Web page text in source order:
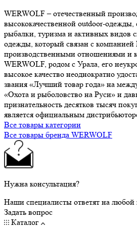
WERWOLF – отечественный
высококачественной outdoor-одежды,
рыбалки, туризма и активных видов
одежды, который связан с
производственными отношениями и
WERWOLF, родом с Урала, его
высокое качество неоднократно
звания «Лучший товар года» на
«Охота и рыболовство на Руси» и
признательность десятков тысяч
является официальным
Все товары категории
Все товары бренда WERWOLF
Нужна консультация?
Наши специалисты ответят на
Задать вопрос
Каталог